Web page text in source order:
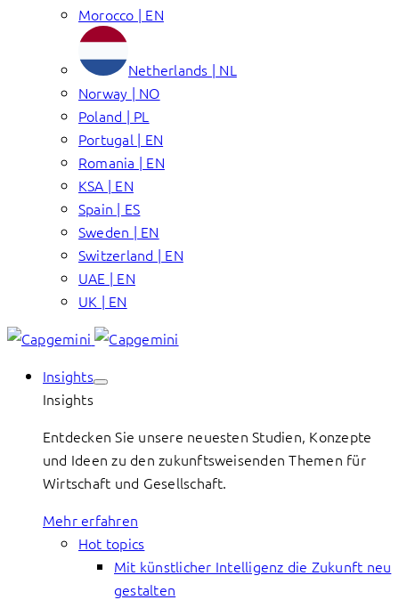
Morocco | EN
Netherlands | NL
Norway | NO
Poland | PL
Portugal | EN
Romania | EN
KSA | EN
Spain | ES
Sweden | EN
Switzerland | EN
UAE | EN
UK | EN
Insights
Insights
Entdecken Sie unsere neuesten Studien, Konzepte
und Ideen zu den zukunftsweisenden Themen für
Wirtschaft und Gesellschaft.
Mehr erfahren
Hot topics
Mit künstlicher Intelligenz die Zukunft neu
gestalten